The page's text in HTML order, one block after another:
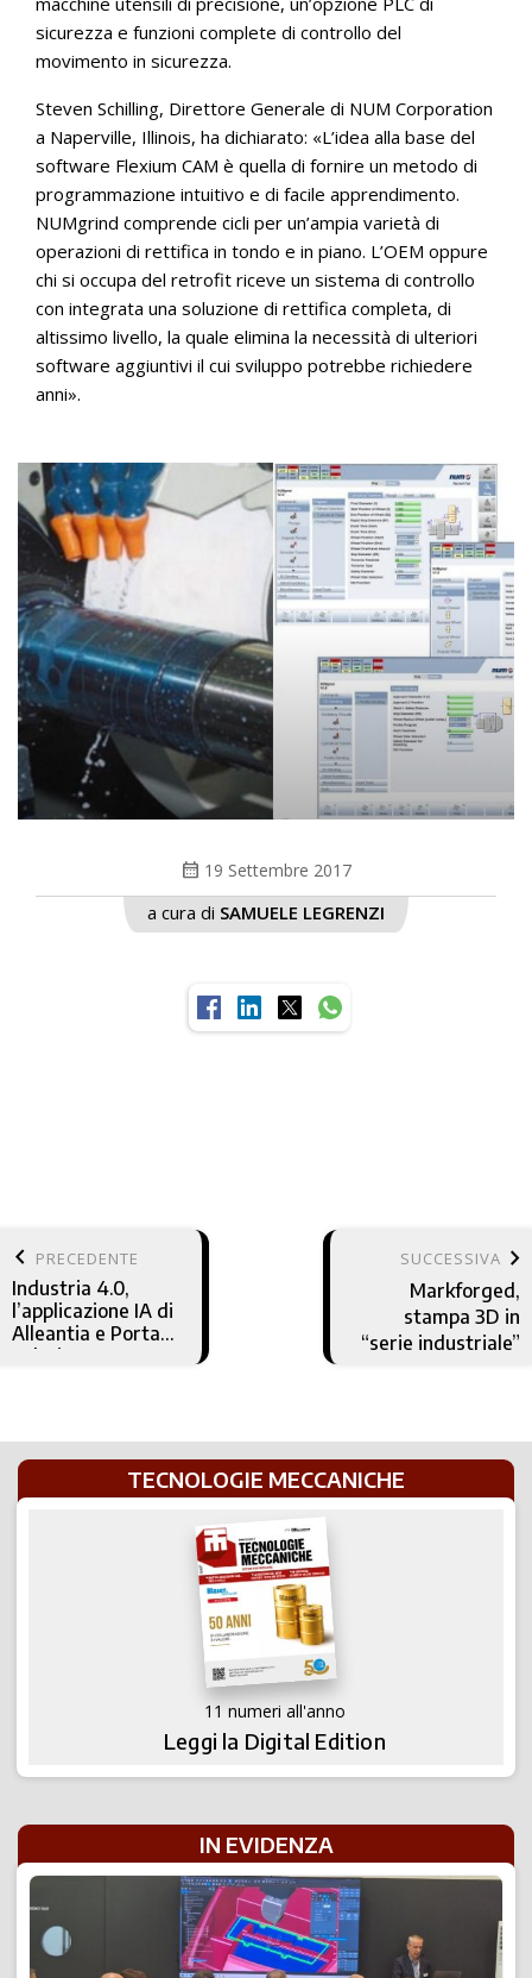
sicurezza e funzioni complete di controllo del
movimento in sicurezza.
Steven Schilling, Direttore Generale di NUM Corporation
a Naperville, Illinois, ha dichiarato: «L’idea alla base del
software Flexium CAM è quella di fornire un metodo di
programmazione intuitivo e di facile apprendimento.
NUMgrind comprende cicli per un’ampia varietà di
operazioni di rettifica in tondo e in piano. L’OEM oppure
chi si occupa del retrofit riceve un sistema di controllo
con integrata una soluzione di rettifica completa, di
altissimo livello, la quale elimina la necessità di ulteriori
software aggiuntivi il cui sviluppo potrebbe richiedere
anni».
calendar_month 19 Settembre 2017
a cura di SAMUELE LEGRENZI
keyboard_arrow_left PRECEDENTE
Industria 4.0,
l’applicazione IA di
Alleantia e Porta
Solutions
SUCCESSIVA keyboard_arrow_right
Markforged,
stampa 3D in
“serie industriale”
TECNOLOGIE MECCANICHE
11 numeri all'anno
Leggi la Digital Edition
IN EVIDENZA